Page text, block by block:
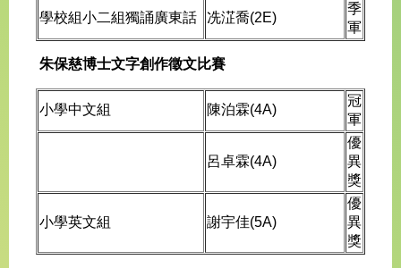
學校組小二組獨誦廣東話 冼淽喬(2E)
季
軍
朱保慈博士文字創作徵文比賽
小學中文組 陳泊霖(4A)
冠
軍
呂卓霖(4A)
優
異
獎
小學英文組 謝宇佳(5A)
優
異
獎